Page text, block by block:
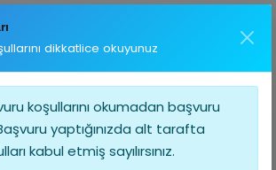
dikkatlice okuyunuz
koşullarını okumadan başvuru
yaptığınızda alt tarafta
kabul etmiş sayılırsınız.